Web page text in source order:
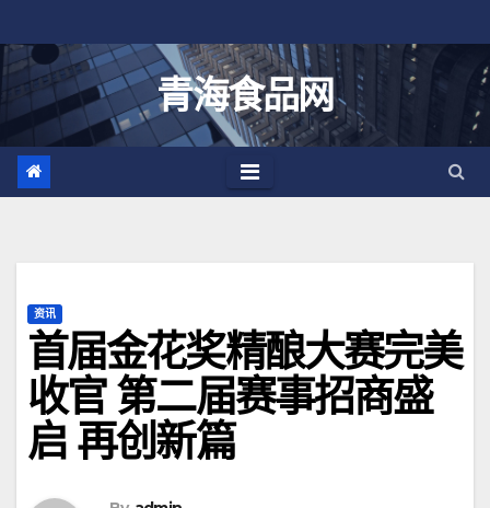
至
青海食品网
资讯
首届金花奖精酿大赛完美
收官 第二届赛事招商盛
启 再创新篇